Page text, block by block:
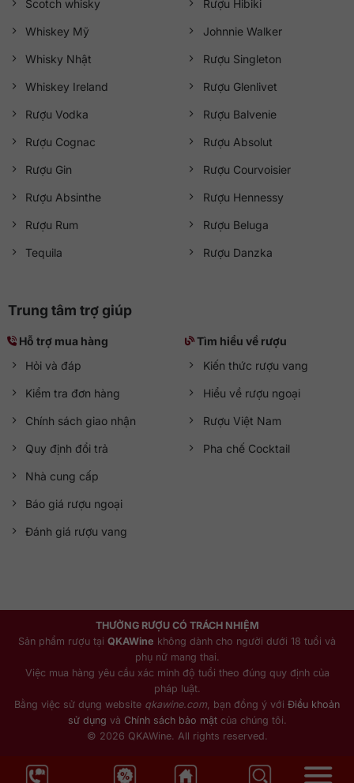
Scotch whisky
Whiskey Mỹ
Whisky Nhật
Whiskey Ireland
Rượu Vodka
Rượu Cognac
Rượu Gin
Rượu Absinthe
Rượu Rum
Tequila
Rượu Hibiki
Johnnie Walker
Rượu Singleton
Rượu Glenlivet
Rượu Balvenie
Rượu Absolut
Rượu Courvoisier
Rượu Hennessy
Rượu Beluga
Rượu Danzka
Trung tâm trợ giúp
Hỗ trợ mua hàng
Hỏi và đáp
Kiểm tra đơn hàng
Chính sách giao nhận
Quy định đổi trả
Nhà cung cấp
Báo giá rượu ngoại
Đánh giá rượu vang
Tìm hiểu về rượu
Kiến thức rượu vang
Hiểu về rượu ngoại
Rượu Việt Nam
Pha chế Cocktail
THƯỞNG RƯỢU CÓ TRÁCH NHIỆM
Sản phẩm rượu tại QKAWine không dành cho người dưới 18 tuổi và
phụ nữ mang thai.
Việc mua hàng yêu cầu xác minh độ tuổi theo đúng quy định của
pháp luật.
Bằng việc sử dụng website qkawine.com , bạn đồng ý với Điều khoản
sử dụng và Chính sách bảo mậtcủa chúng tôi.
© 2026 QKAWine. All rights reserved.